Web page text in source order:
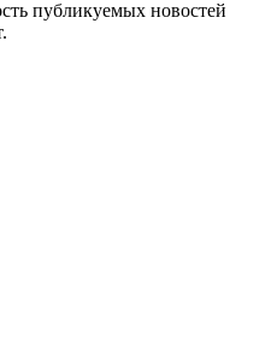
публикуемых новостей